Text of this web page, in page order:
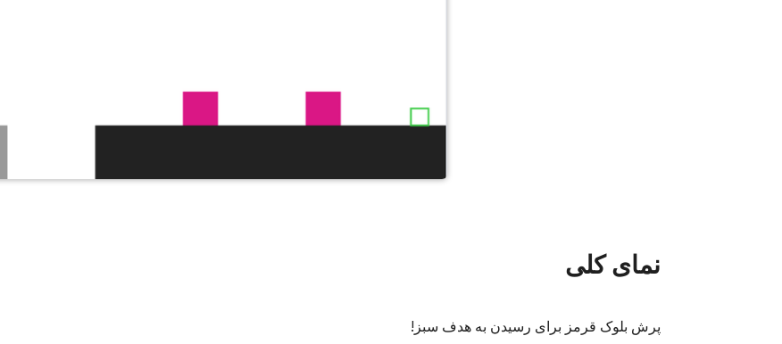
نمای کلی
پرش بلوک قرمز برای رسیدن به هدف سبز!